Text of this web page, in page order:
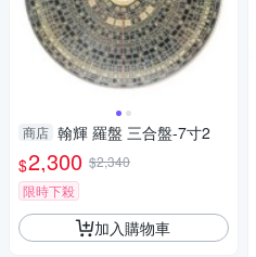
商店 翰輝 羅盤 三合盤-7寸2
$2,300 $2,340
限時下殺
加入購物車